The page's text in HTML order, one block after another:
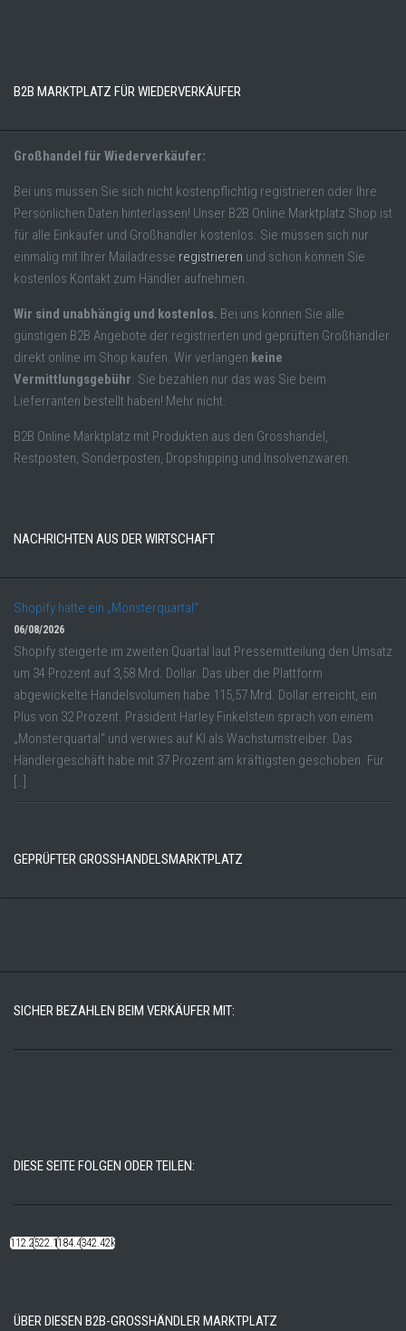
B2B MARKTPLATZ FÜR WIEDERVERKÄUFER
Großhandel für Wiederverkäufer:
Bei uns müssen Sie sich nicht kostenpflichtig registrieren oder Ihre
Persönlichen Daten hinterlassen! Unser B2B Online Marktplatz Shop ist
für alle Einkäufer und Großhändler kostenlos. Sie müssen sich nur
einmalig mit Ihrer Mailadresse registrieren und schon können Sie
kostenlos Kontakt zum Händler aufnehmen.
Wir sind unabhängig und kostenlos. Bei uns können Sie alle
günstigen B2B Angebote der registrierten und geprüften Großhändler
direkt online im Shop kaufen. Wir verlangen keine
Vermittlungsgebühr. Sie bezahlen nur das was Sie beim
Lieferranten bestellt haben! Mehr nicht.
B2B Online Marktplatz mit Produkten aus den Grosshandel,
Restposten, Sonderposten, Dropshipping und Insolvenzwaren.
NACHRICHTEN AUS DER WIRTSCHAFT
Shopify hatte ein „Monsterquartal“
06/08/2026
Shopify steigerte im zweiten Quartal laut Pressemitteilung den Umsatz
um 34 Prozent auf 3,58 Mrd. Dollar. Das über die Plattform
abgewickelte Handelsvolumen habe 115,57 Mrd. Dollar erreicht, ein
Plus von 32 Prozent. Präsident Harley Finkelstein sprach von einem
„Monsterquartal“ und verwies auf KI als Wachstumstreiber. Das
Händlergeschäft habe mit 37 Prozent am kräftigsten geschoben. Für
[…]
GEPRÜFTER GROSSHANDELSMARKTPLATZ
SICHER BEZAHLEN BEIM VERKÄUFER MIT:
DIESE SEITE FOLGEN ODER TEILEN:
112.22k522.14k184.48k342.42k
ÜBER DIESEN B2B-GROSSHÄNDLER MARKTPLATZ